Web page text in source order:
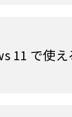
11 で使